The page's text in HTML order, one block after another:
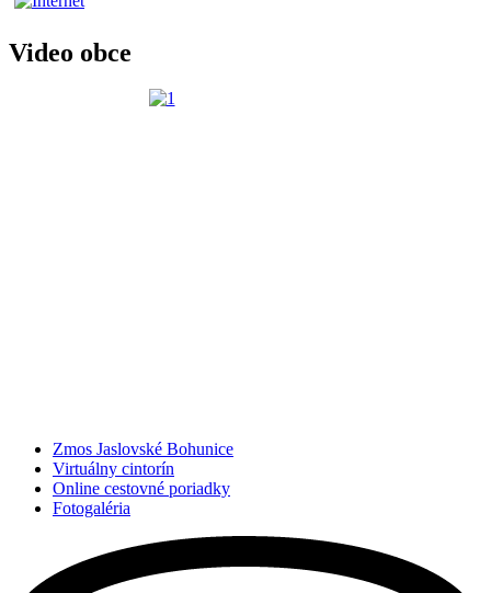
Video obce
Zmos Jaslovské Bohunice
Virtuálny cintorín
Online cestovné poriadky
Fotogaléria